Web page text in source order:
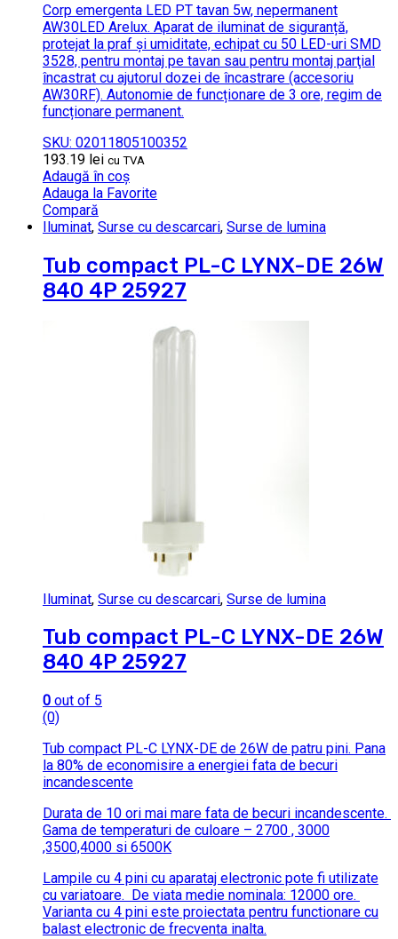
Corp emergenta LED PT tavan 5w, nepermanent
AW30LED Arelux. Aparat de iluminat de siguranță,
protejat la praf şi umiditate, echipat cu 50 LED-uri SMD
3528, pentru montaj pe tavan sau pentru montaj parţial
încastrat cu ajutorul dozei de încastrare (accesoriu
AW30RF). Autonomie de funcționare de 3 ore, regim de
funcționare permanent.
SKU: 02011805100352
193.19 lei cu TVA
Adaugă în coș
Adauga la Favorite
Compară
Iluminat, Surse cu descarcari, Surse de lumina
Tub compact PL-C LYNX-DE 26W
840 4P 25927
Iluminat, Surse cu descarcari, Surse de lumina
Tub compact PL-C LYNX-DE 26W
840 4P 25927
0 out of 5
(0)
Tub compact PL-C LYNX-DE de 26W de patru pini. Pana
la 80% de economisire a energiei fata de becuri
incandescente
Durata de 10 ori mai mare fata de becuri incandescente.
Gama de temperaturi de culoare – 2700 , 3000
,3500,4000 si 6500K
Lampile cu 4 pini cu aparataj electronic pote fi utilizate
cu variatoare.
De viata medie nominala: 12000 ore.
Varianta cu 4 pini este proiectata pentru functionare cu
balast electronic de frecventa inalta.